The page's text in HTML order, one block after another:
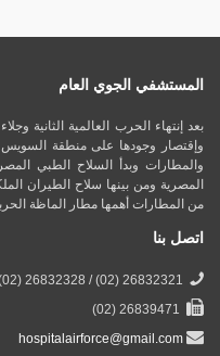
المستشفي الجوي العام
بعد إنتهاء الحرب العالمية الثانية
وإقتصار وجودها على منطقة
والمطارات وبدأ السلاح الطبي
المصرية ومن بينها سلاح الطيران
من المطارات أهمها مطار الماظة
اتصل بنا